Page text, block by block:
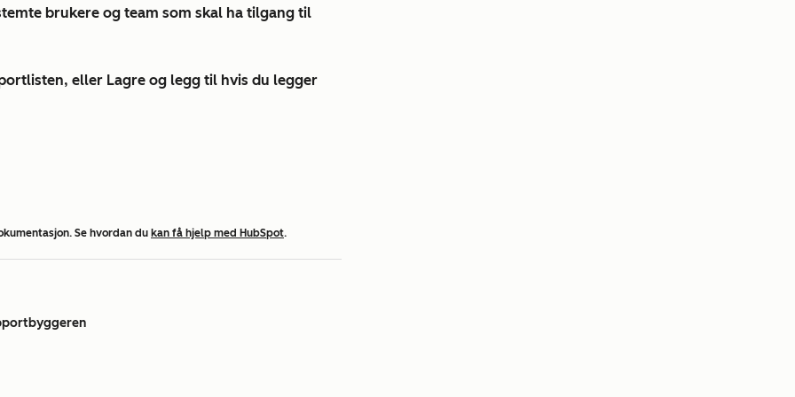
brukere og team som skal ha tilgang til
eller Lagre og legg til hvis du legger
Se hvordan du kan få hjelp med HubSpot.